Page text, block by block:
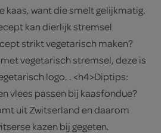
kaas, want die smelt gelijkmatig.
kan dierlijk stremsel
strikt vegetarisch maken?
vegetarisch stremsel, deze is
logo. . <h4>Diptips:
vlees passen bij kaasfondue?
uit Zwitserland en daarom
kazen bij gegeten.